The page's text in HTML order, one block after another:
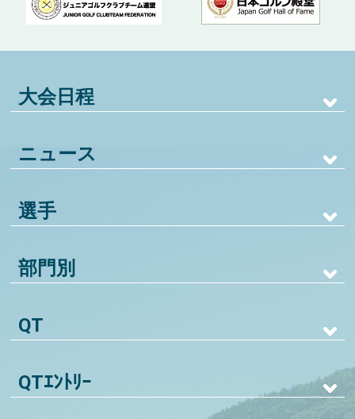
大会日程
ニュース
選手
部門別
QT
QTｴﾝﾄﾘｰ